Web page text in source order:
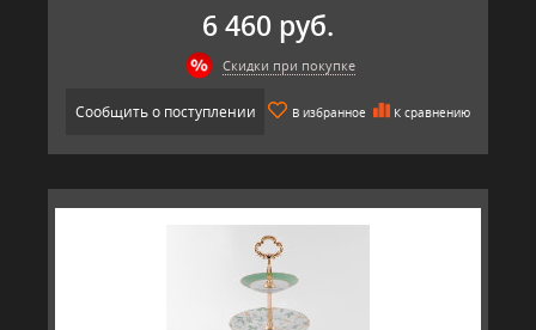
6 460 руб.
Скидки при покупке
Сообщить о поступлении В избранное К сравнению